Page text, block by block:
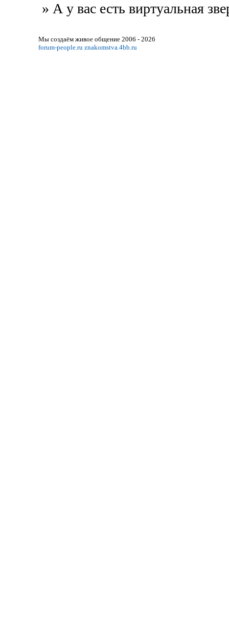
» А у вас есть виртуальная
Мы создаём живое общение 2006 - 2026
forum-people.ru znakomstva.4bb.ru